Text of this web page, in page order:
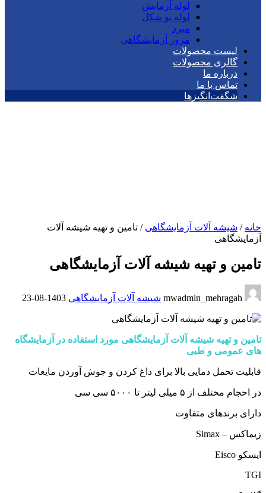
لوله آزمایش
لوله یو شکل
مبرد
مزور آزمایشگاهی
لیست محصولات
گالری محصولات
درباره ما
تماس با ما
شگفت‌انگیزها
خانه / شیشه آلات آزمایشگاهی / تامین و تهیه شیشه آلات
آزمایشگاهی
تامین و تهیه شیشه آلات آزمایشگاهی
شیشه آلات آزمایشگاهی 1403-08-23
تامین و تهیه شیشه آلات آزمایشگاهی مورد استفاده در آزمایشگاه
های عمومی و طبی
قابلیت تحمل دمایی بالا برای داغ کردن و جوش آوردن مایعات
در احجام مختلف از ۵ میلی لیتر تا ۵۰۰۰ سی سی
دارای برندهای متفاوت
زیماکس – Simax
ایسکو Eisco
TGI